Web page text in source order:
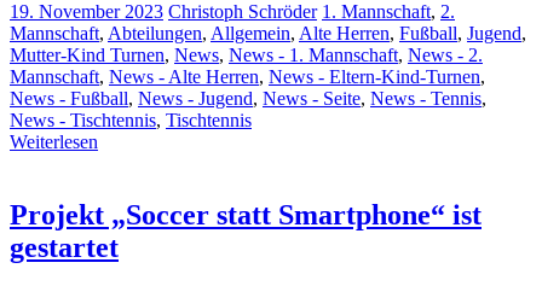
19. November 2023 Christoph Schröder 1. Mannschaft, 2.
Mannschaft, Abteilungen, Allgemein, Alte Herren, Fußball, Jugend,
Mutter-Kind Turnen, News, News - 1. Mannschaft, News - 2.
Mannschaft, News - Alte Herren, News - Eltern-Kind-Turnen,
News - Fußball, News - Jugend, News - Seite, News - Tennis,
News - Tischtennis, Tischtennis
Weiterlesen
Projekt „Soccer statt Smartphone“ ist
gestartet